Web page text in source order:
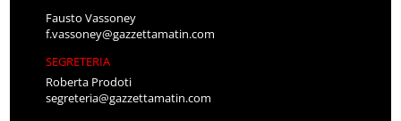
Fausto Vassoney
f.vassoney@gazzettamatin.com
SEGRETERIA
Roberta Prodoti
segreteria@gazzettamatin.com